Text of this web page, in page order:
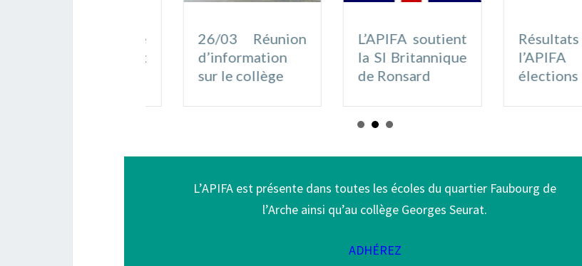
26/03 Réunion
d’information
sur le collège
L’APIFA soutient
la SI Britannique
de Ronsard
Résultats de
l’APIFA aux
élections
L’APIFA est présente dans toutes les écoles du quartier Faubourg de
l’Arche ainsi qu’au collège Georges Seurat.
ADHÉREZ